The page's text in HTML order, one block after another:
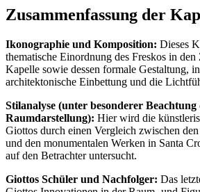
Zusammenfassung der
Ikonographie und Komposition: Dieses
thematische Einordnung des Freskos in
Kapelle sowie dessen formale Gestaltung,
architektonische Einbettung und die
Stilanalyse (unter besonderer Beachtung
Raumdarstellung): Hier wird die
Giottos durch einen Vergleich zwischen
und den monumentalen Werken in Santa
auf den Betrachter untersucht.
Giottos Schüler und Nachfolger: Das